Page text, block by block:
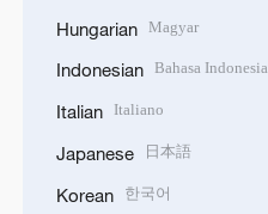
Hungarian Magyar
Indonesian Bahasa Indonesia
Italian Italiano
Japanese 日本語
Korean 한국어